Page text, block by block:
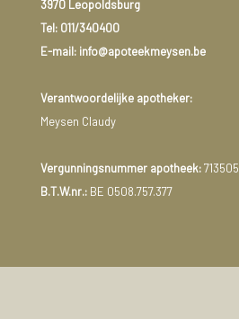
3970 Leopoldsburg
Tel: 011/340400
E-mail: info@apoteekmeysen.be
Verantwoordelijke apotheker:
Meysen Claudy
Vergunningsnummer apotheek:713505
B.T.W.nr.:BE 0508.757.377